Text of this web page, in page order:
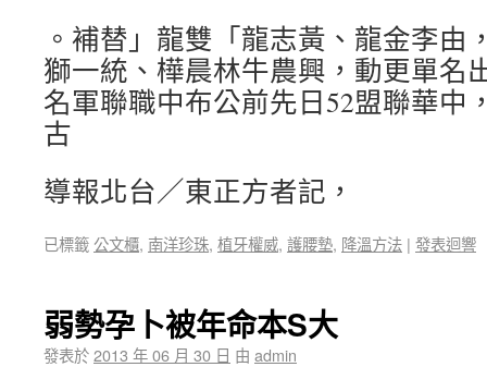
。補替」龍雙「龍志黃、龍金李由
獅一統、樺晨林牛農興，動更單名
名軍聯職中布公前先日52盟聯華中
古
導報北台／東正方者記，
已標籤 公文櫃, 南洋珍珠, 植牙權威, 護腰墊, 降溫方法 | 發表迴響
弱勢孕卜被年命本S大
發表於2013 年 06 月 30 日 由 admin